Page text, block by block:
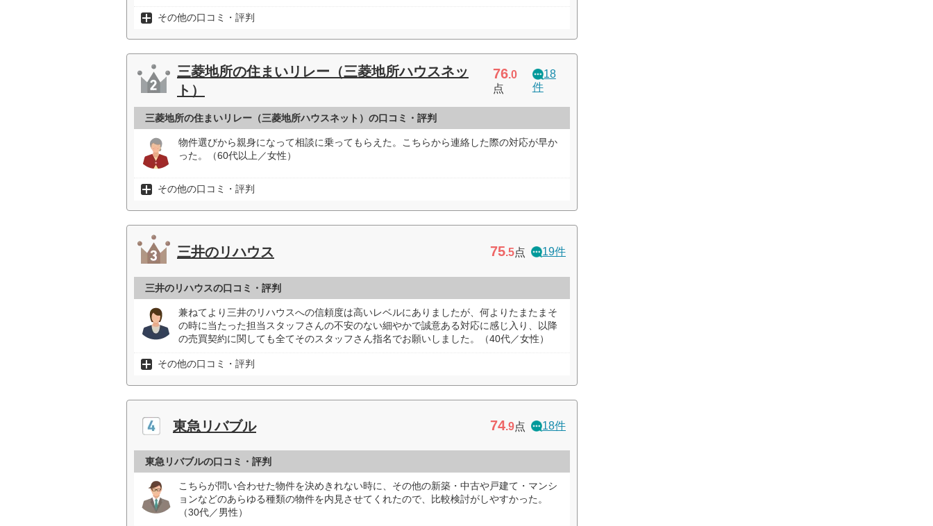
その他の口コミ・評判
三菱地所の住まいリレー（三菱地所ハウスネッ
ト）
76.0
点
18
件
三菱地所の住まいリレー（三菱地所ハウスネット）の口コミ・評判
物件選びから親身になって相談に乗ってもらえた。こちらから連絡した際の対応が早か
った。（60代以上／女性）
その他の口コミ・評判
三井のリハウス 75.5点 19件
三井のリハウスの口コミ・評判
兼ねてより三井のリハウスへの信頼度は高いレベルにありましたが、何よりたまたまそ
の時に当たった担当スタッフさんの不安のない細やかで誠意ある対応に感じ入り、以降
の売買契約に関しても全てそのスタッフさん指名でお願いしました。（40代／女性）
その他の口コミ・評判
東急リバブル 74.9点 18件
東急リバブルの口コミ・評判
こちらが問い合わせた物件を決めきれない時に、その他の新築・中古や戸建て・マンシ
ョンなどのあらゆる種類の物件を内見させてくれたので、比較検討がしやすかった。
（30代／男性）